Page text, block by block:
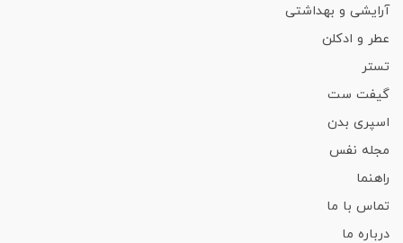
آرایشی و بهداشتی
عطر و ادکلن
تستر
گیفت ست
اسپری بدن
مجله نفس
راهنما
تماس با ما
درباره ما